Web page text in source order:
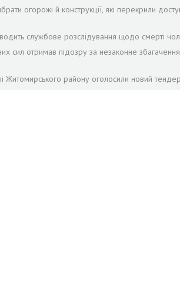
огорожі й конструкції, які перекрили
службове розслідування щодо смерті
сил отримав підозру за незаконне
Житомирського району оголосили новий